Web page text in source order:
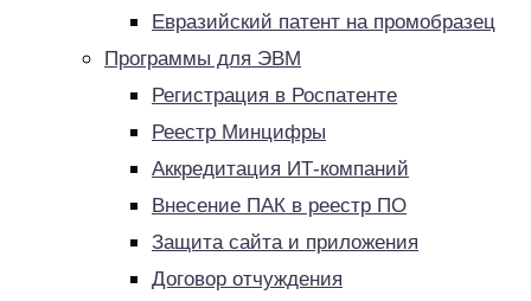
Евразийский патент на промобразец
Программы для ЭВМ
Регистрация в Роспатенте
Реестр Минцифры
Аккредитация ИТ-компаний
Внесение ПАК в реестр ПО
Защита сайта и приложения
Договор отчуждения